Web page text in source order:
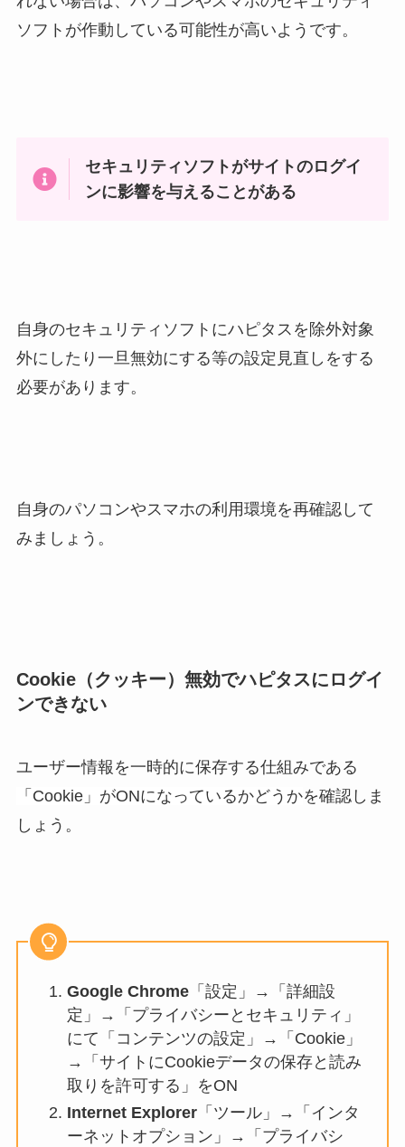
ソフトが作動している可能性が高いようです。
セキュリティソフトがサイトのログイ
ンに影響を与えることがある
自身のセキュリティソフトにハピタスを除外対象
外にしたり一旦無効にする等の設定見直しをする
必要があります。
自身のパソコンやスマホの利用環境を再確認して
みましょう。
Cookie（クッキー）無効でハピタスにログイ
ンできない
ユーザー情報を一時的に保存する仕組みである
「Cookie」がONになっているかどうかを確認しま
しょう。
Google Chrome「設定」→「詳細設
定」→「プライバシーとセキュリティ」
にて「コンテンツの設定」→「Cookie」
→「サイトにCookieデータの保存と読み
取りを許可する」をON
Internet Explorer「ツール」→「インタ
ーネットオプション」→「プライバシ